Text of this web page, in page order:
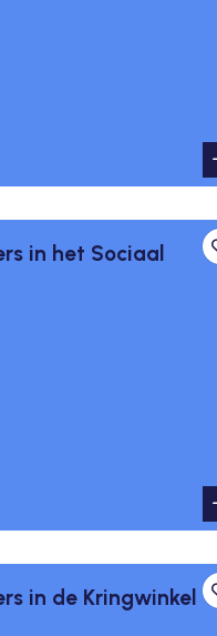
in het Sociaal
in de Kringwinkel